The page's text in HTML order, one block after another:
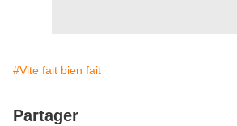
#Vite fait bien fait
Partager